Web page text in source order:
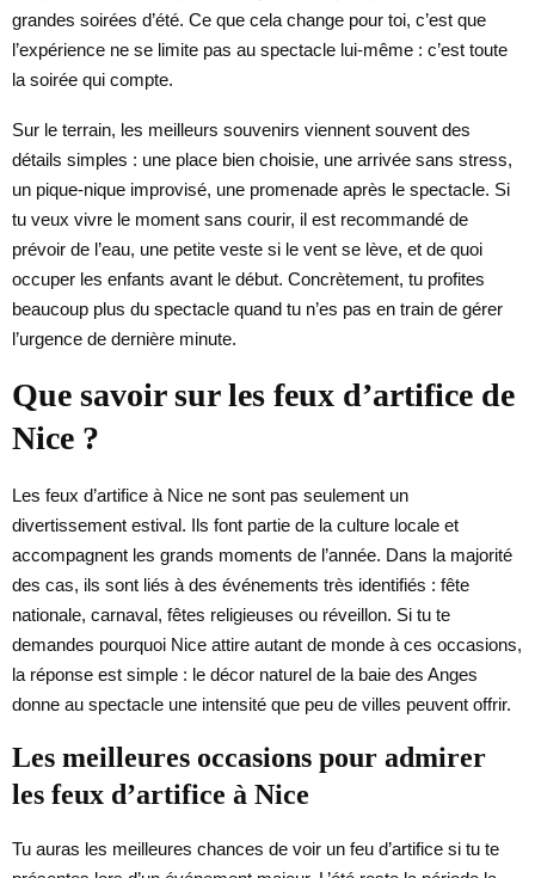
grandes soirées d’été. Ce que cela change pour toi, c’est que
l’expérience ne se limite pas au spectacle lui-même : c’est toute
la soirée qui compte.
Sur le terrain, les meilleurs souvenirs viennent souvent des
détails simples : une place bien choisie, une arrivée sans stress,
un pique-nique improvisé, une promenade après le spectacle. Si
tu veux vivre le moment sans courir, il est recommandé de
prévoir de l’eau, une petite veste si le vent se lève, et de quoi
occuper les enfants avant le début. Concrètement, tu profites
beaucoup plus du spectacle quand tu n’es pas en train de gérer
l’urgence de dernière minute.
Que savoir sur les feux d’artifice de
Nice ?
Les feux d’artifice à Nice ne sont pas seulement un
divertissement estival. Ils font partie de la culture locale et
accompagnent les grands moments de l’année. Dans la majorité
des cas, ils sont liés à des événements très identifiés : fête
nationale, carnaval, fêtes religieuses ou réveillon. Si tu te
demandes pourquoi Nice attire autant de monde à ces occasions,
la réponse est simple : le décor naturel de la baie des Anges
donne au spectacle une intensité que peu de villes peuvent offrir.
Les meilleures occasions pour admirer
les feux d’artifice à Nice
Tu auras les meilleures chances de voir un feu d’artifice si tu te